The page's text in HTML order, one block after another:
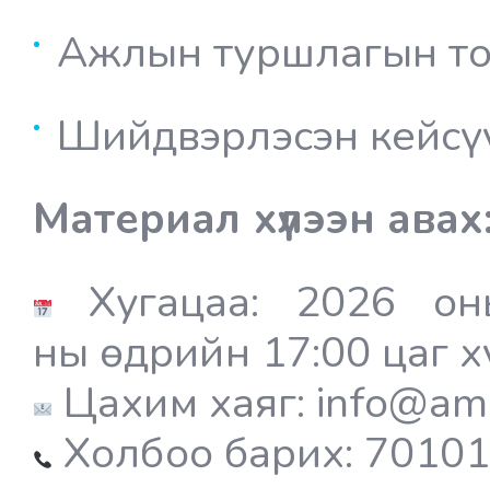
Ажлын туршлагын
Шийдвэрлэсэн
Материал хүлээн
Хугацаа: 2026
ны өдрийн 17:00 цаг
Цахим хаяг:
Холбоо барих: